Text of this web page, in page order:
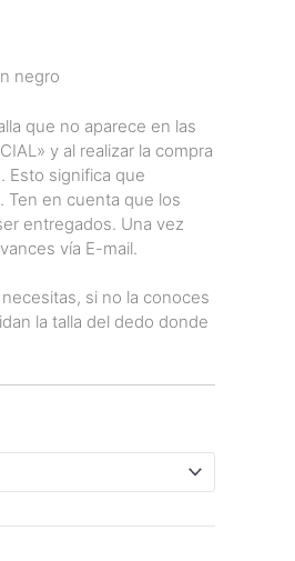
negro
que no aparece en las
y al realizar la compra
Esto significa que
Ten en cuenta que los
entregados. Una vez
vía E-mail.
si no la conoces
la talla del dedo donde